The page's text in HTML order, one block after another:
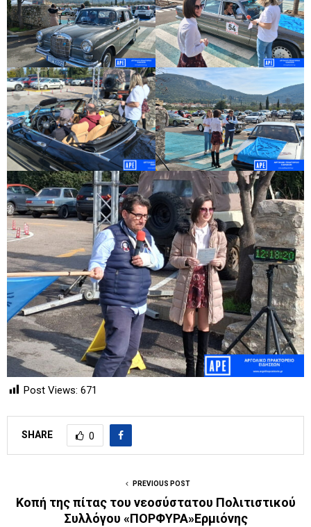
Post Views: 671
SHARE 0
PREVIOUS POST
Kοπή της πίτας του νεοσύστατου Πολιτιστικού
Συλλόγου «ΠΟΡΦΥΡΑ»Ερμιόνης